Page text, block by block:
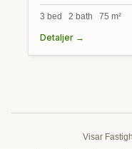
3 bed 2 bath 75 m²
Detaljer →
Visar